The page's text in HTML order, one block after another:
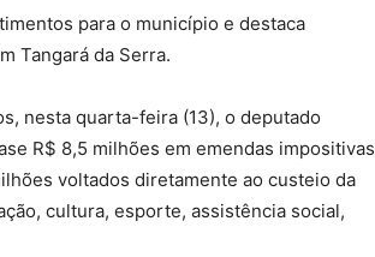
para o município e destaca
Tangará da Serra.
nesta quarta-feira (13), o deputado
R$ 8,5 milhões em emendas impositivas
voltados diretamente ao custeio da
cultura, esporte, assistência social,